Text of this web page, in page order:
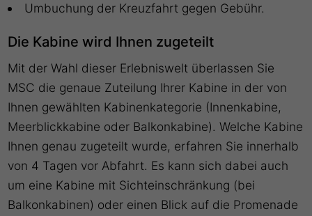
Umbuchung der Kreuzfahrt gegen Gebühr.
Die Kabine wird Ihnen zugeteilt
Mit der Wahl dieser Erlebniswelt überlassen Sie
MSC die genaue Zuteilung Ihrer Kabine in der von
Ihnen gewählten Kabinenkategorie (Innenkabine,
Meerblickkabine oder Balkonkabine). Welche Kabine
Ihnen genau zugeteilt wurde, erfahren Sie innerhalb
von 4 Tagen vor Abfahrt. Es kann sich dabei auch
um eine Kabine mit Sichteinschränkung (bei
Balkonkabinen) oder einen Blick auf die Promenade